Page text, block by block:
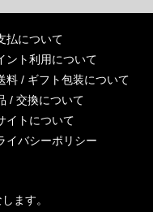
払について
ント利用について
料 / ギフト包装について
/ 交換について
イトについて
イバシーポリシー
い合わせ
ます。